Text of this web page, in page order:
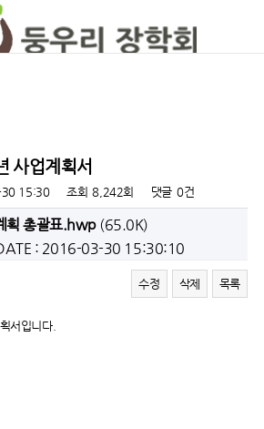
사업계획서
15:30 조회 8,242회 댓글 0건
획 총괄표.hwp(65.0K)
: 2016-03-30 15:30:10
수정 삭제 목록
서입니다.